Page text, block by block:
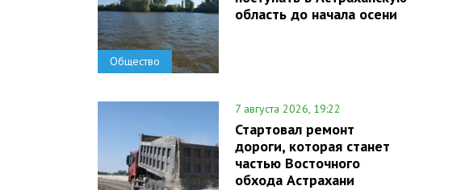
Общество
область до начала осени
7 августа 2026, 19:22
Стартовал ремонт
дороги, которая станет
частью Восточного
обхода Астрахани